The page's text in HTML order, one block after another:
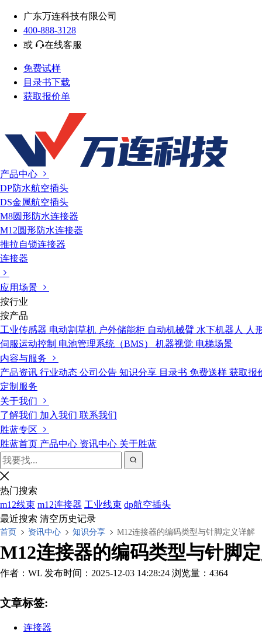
广东万连科技有限公司
400-888-3128
或
在线客服
免费试样
目录书下载
获取报价单
产品中心
DP防水航空插头
DS金属航空插头
M8圆形防水连接器
M12圆形防水连接器
推拉自锁连接器
连接器
应用场景
按行业
按产品
工业传感器 电动割草机 户外储能柜 自动机械臂 水下机器人
人
伺服运动控制 电池管理系统（BMS） 机器视觉 电梯场景
内容与服务
产品资讯 行业动态 公司公告 知识分享 目录书 免费送样 获取报
定制服务
关于我们
了解我们 加入我们 联系我们
胜蓝专区
胜蓝首页 产品中心 资讯中心 关于胜蓝
热门搜索
m12线束 m12连接器 工业线束 dp航空插头
最近搜索 清空历史记录
首页 资讯中心 知识分享 M12连接器的编码类型与针脚定义详解
M12连接器的编码类型与针脚
作者：WL 发布时间：2025-12-03 14:28:24 浏览量：4364
文章标签:
连接器